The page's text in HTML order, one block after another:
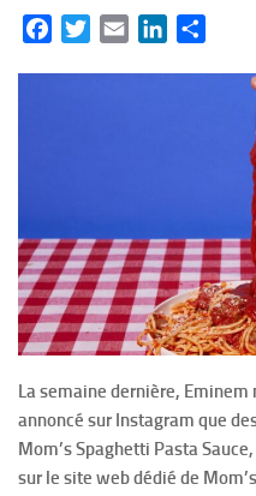
FacebookTwitterEmail LinkedIn
La semaine dernière,
annoncé sur Instagram que
Mom’s Spaghetti Pasta
sur le site web dédié de